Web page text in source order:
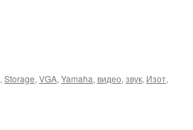
, Storage, VGA, Yamaha, видео, звук, Изот,